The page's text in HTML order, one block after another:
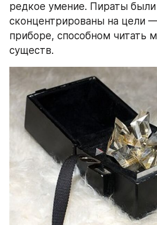
редкое умение. Пираты были
сконцентрированы на цели
приборе, способном читать
существ.